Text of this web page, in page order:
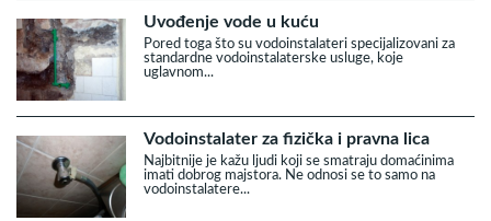
Uvođenje vode u kuću
Pored toga što su vodoinstalateri specijalizovani za
standardne vodoinstalaterske usluge, koje
uglavnom...
Vodoinstalater za fizička i pravna lica
Najbitnije je kažu ljudi koji se smatraju domaćinima
imati dobrog majstora. Ne odnosi se to samo na
vodoinstalatere...